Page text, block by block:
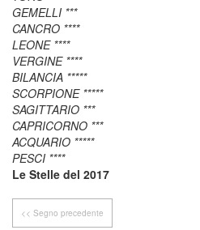
GEMELLI ***
CANCRO ****
LEONE ****
VERGINE ****
BILANCIA *****
SCORPIONE *****
SAGITTARIO ***
CAPRICORNO ***
ACQUARIO *****
PESCI ****
Le Stelle del 2017
<< Segno precedente